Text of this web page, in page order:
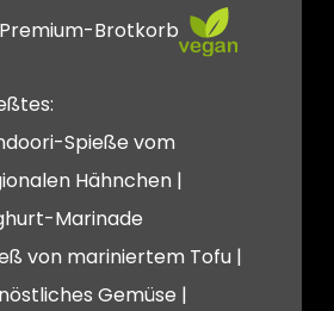
Premium-Brotkorb
Spieße vom
Hähnchen |
Marinade
von mariniertem Tofu |
Gemüse |